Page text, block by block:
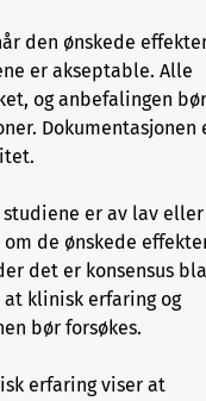
den ønskede
er akseptable. Alle
og anbefalingen bør
Dokumentasjonen
er av lav eller
de ønskede
det er konsensus
klinisk erfaring og
bør forsøkes.
erfaring viser at